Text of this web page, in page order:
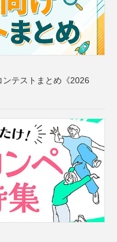
テストまとめ《2026